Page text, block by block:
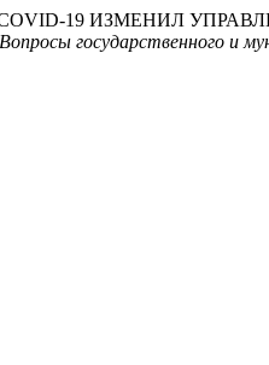
COVID-19 ИЗМЕНИЛ
Вопросы государственного и